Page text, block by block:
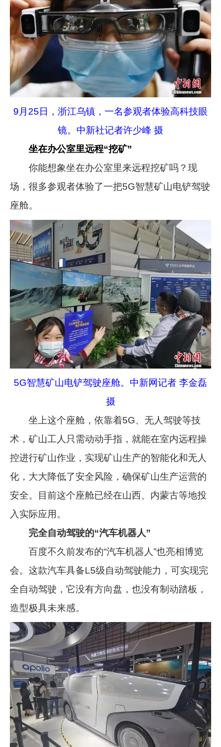
9月25日，浙江乌镇，一名参观者体验高科技眼
镜。中新社记者许少峰 摄
坐在办公室里远程“挖矿”
你能想象坐在办公室里来远程挖矿吗？现
场，很多参观者体验了一把5G智慧矿山电铲驾驶
座舱。
5G智慧矿山电铲驾驶座舱。中新网记者 李金磊
摄
坐上这个座舱，依靠着5G、无人驾驶等技
术，矿山工人只需动动手指，就能在室内远程操
控进行矿山作业，实现矿山生产的智能化和无人
化，大大降低了安全风险，确保矿山生产运营的
安全。目前这个座舱已经在山西、内蒙古等地投
入实际应用。
完全自动驾驶的“汽车机器人”
百度不久前发布的“汽车机器人”也亮相博览
会。这款汽车具备L5级自动驾驶能力，可实现完
全自动驾驶，它没有方向盘，也没有制动踏板，
造型极具未来感。